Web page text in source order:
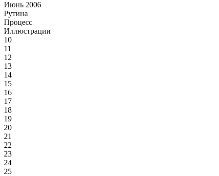
Июнь 2006
Рутина
Процесс
Иллюстрации
10
11
12
13
14
15
16
17
18
19
20
21
22
23
24
25